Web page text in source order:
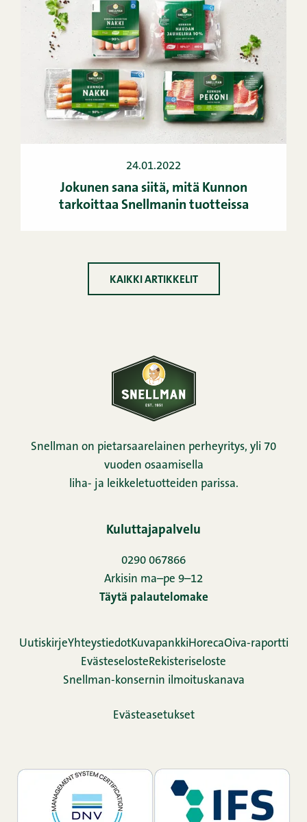
24.01.2022
Jokunen sana siitä, mitä Kunnon
tarkoittaa Snellmanin tuotteissa
KAIKKI ARTIKKELIT
Snellman on pietarsaarelainen perheyritys, yli 70
vuoden osaamisella
liha- ja leikkeletuotteiden parissa.
Kuluttajapalvelu
0290 067866
Arkisin ma–pe 9–12
Täytä palautelomake
UutiskirjeYhteystiedotKuvapankki HorecaOiva-raportti
Evästeseloste Rekisteriseloste
Snellman-konsernin ilmoituskanava
Evästeasetukset